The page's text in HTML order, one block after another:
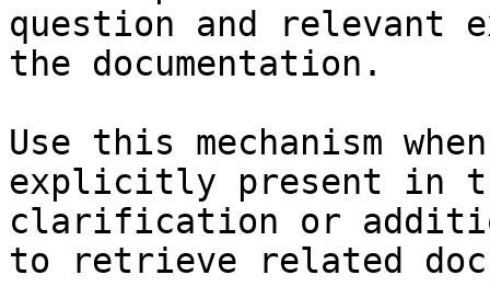
question and relevant
the documentation.
Use this mechanism
explicitly present in
clarification or